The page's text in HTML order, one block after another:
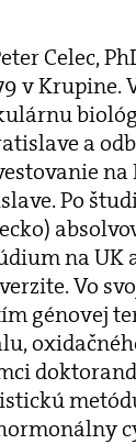
Celec,
v Krupine.
a
na
Po
na UK
Vo
génovej